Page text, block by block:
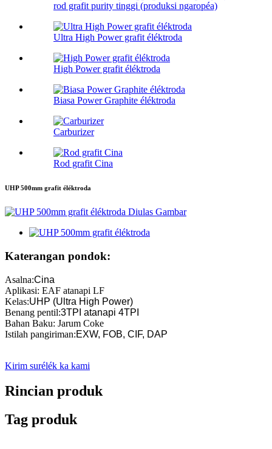
rod grafit purity tinggi (produksi ngaropéa)
Ultra High Power grafit éléktroda
High Power grafit éléktroda
Biasa Power Graphite éléktroda
Carburizer
Rod grafit Cina
UHP 500mm grafit éléktroda
Katerangan pondok:
Asalna:Cina
Aplikasi: EAF atanapi LF
Kelas:UHP (Ultra High Power)
Benang pentil:3TPI atanapi 4TPI
Bahan Baku: Jarum Coke
Istilah pangiriman:EXW, FOB, CIF, DAP
Kirim surélék ka kami
Rincian produk
Tag produk